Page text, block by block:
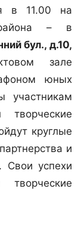
в 11.00 на
– в
бул., д.10,
зале
юных
участникам
круглые
и
Свои успехи